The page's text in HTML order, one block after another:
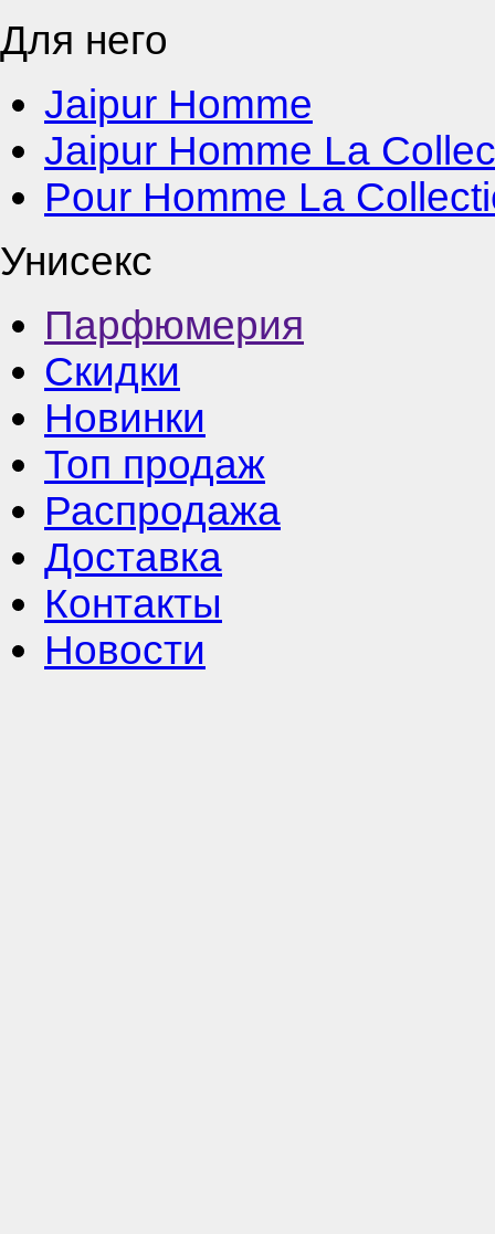
Для него
Jaipur Homme
Jaipur Homme La
Pour Homme La
Унисекс
Парфюмерия
Скидки
Новинки
Топ продаж
Распродажа
Доставка
Контакты
Новости